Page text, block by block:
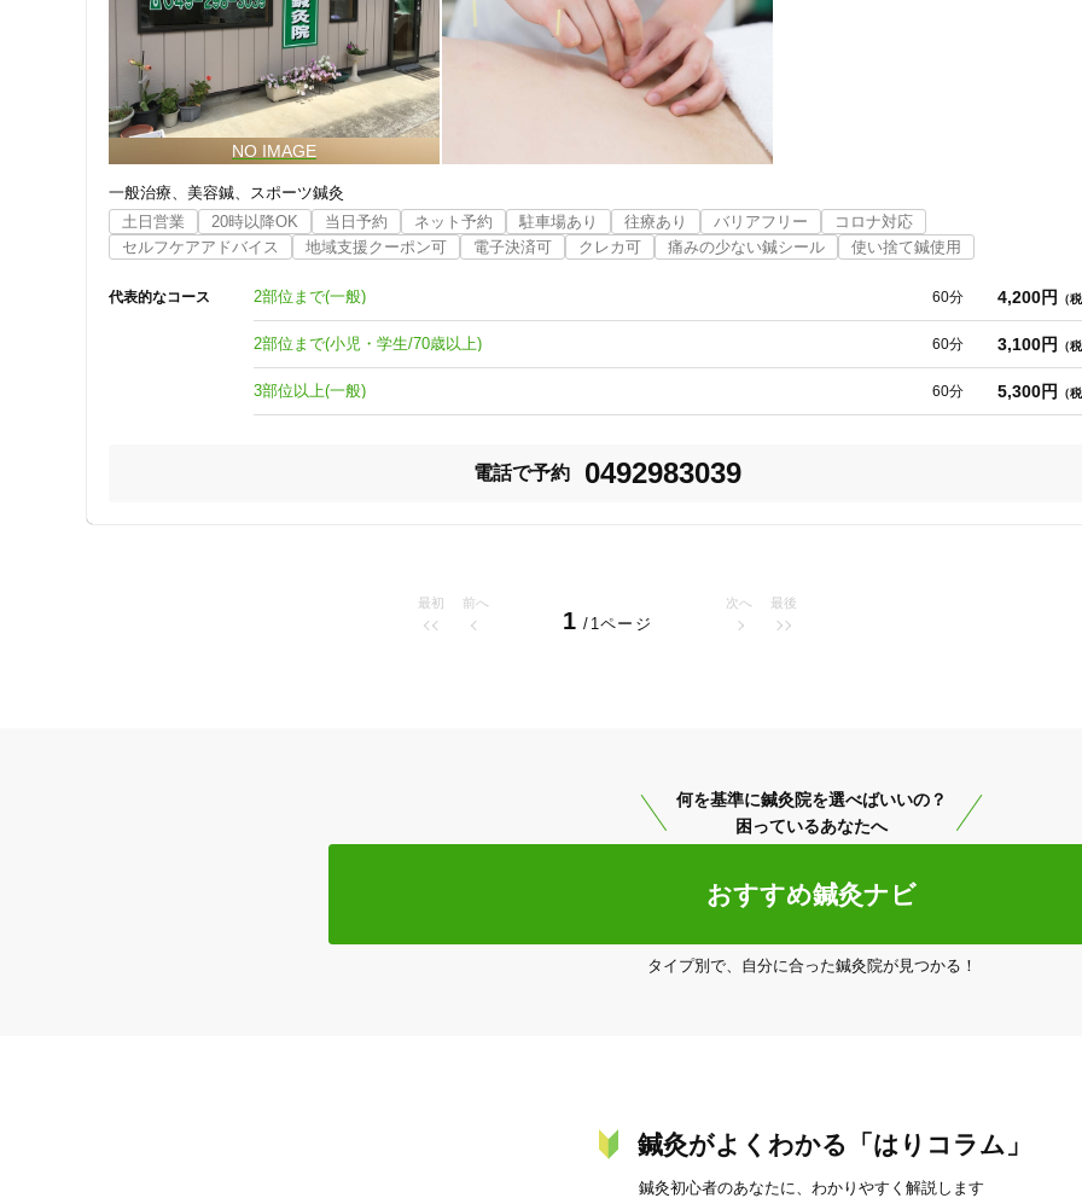
スポーツ鍼灸
20時以降OK 当日予約
一般治療 美容鍼
スポーツ鍼灸
土日営業
20時以降OK 当日予約 ネット予約 駐車場あり 往療あり バリアフリー
コロナ対応
セルフケアアドバイス
地域支援クーポン可 電子決済可 クレカ可 痛みの少ない鍼シール 使い捨て鍼使用
代表的なコース 2部位まで(一般) 60分 4,200円 （
2部位まで(小児・学生/70歳以上) 60分 3,100円 （
3部位以上(一般) 60分 5,300円 （
電話で予約 0492983039
最初 前へ
1 /1ページ
次へ 最後
何を基準に鍼灸院を選べばいいの？
困っているあなたへ
おすすめ鍼灸ナビ
タイプ別で、自分に合った鍼灸院が見つかる！
鍼灸がよくわかる「はりコラム」
鍼灸初心者のあなたに、わかりやすく解説します